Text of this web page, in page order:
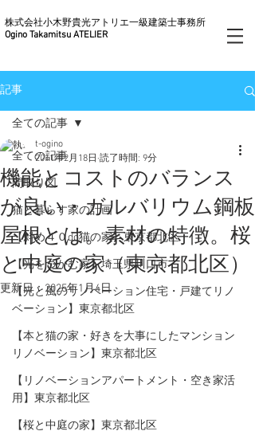
株式会社小木野貴光アトリエ一級建築士事務所
Ogino Takamitsu ATELIER
記事
全ての記事
間取り図
猫と暮らす家の計画
【斜め４０do猫の家】東京都北区
【光をつかむ家】埼玉県川口市
【光と風のリノベーション住宅・戸建てリノ
ベーション】東京都北区
【本と猫の家・好きを大事にしたマンション
リノベーション】東京都北区
【リノベーションアパートメント・空き家活
用】東京都北区
【桜と中庭の家】東京都北区
全ての記事
機能とコストのバランス
が良い・ガルバリウム鋼板
屋根とは。素材の特徴。桜
と中庭の家（東京都北区）
t-ogino
2011年2月18日 読了時間: 9分
更新日：2025年1月4日